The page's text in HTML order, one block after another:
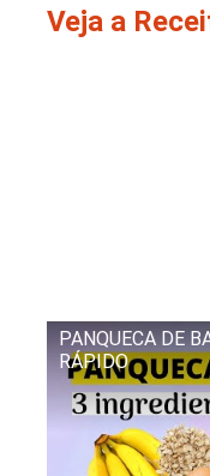
Veja a
PANQUECA DE
RÁPIDO